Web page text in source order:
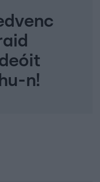
n!